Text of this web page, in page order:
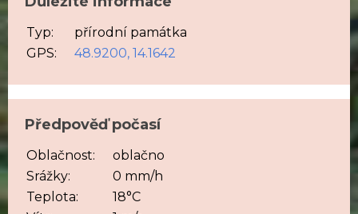
Typ:
přírodní památka
GPS:
48.9200, 14.1642
Předpověď počasí
Oblačnost:
oblačno
Srážky:
0 mm/h
Teplota:
18°C